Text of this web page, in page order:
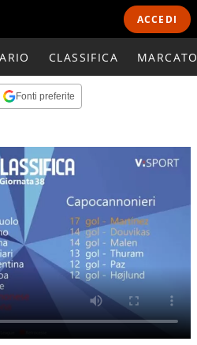
ACCEDI
CLASSIFICA
Fonti preferite